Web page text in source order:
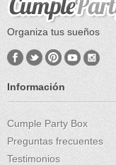
Organiza tus sueños
Información
Cumple Party Box
Preguntas frecuentes
Testimonios